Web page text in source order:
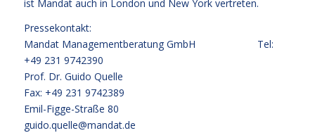
ist Mandat auch in London und New York vertreten.
Pressekontakt:
Mandat Managementberatung GmbH Tel:
+49 231 9742390
Prof. Dr. Guido Quelle
Fax: +49 231 9742389
Emil-Figge-Straße 80
guido.quelle@mandat.de